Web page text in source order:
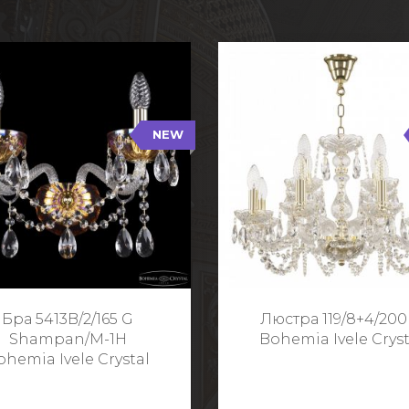
NEW
Бра 5413B/2/165 G
Shampan/M-1H
Ivele Crystal
2/165 G Shampan/M-1H
Тип: Хрустальные
арматуры: Золото/
Кол-во ламп: 2
Ширина: 35 см
Люстра 119/8+4/200
Bohemia Ivele
119/8+4/200 G
Тип: Стеклянный рожок
Цвет арматуры:
Кол-во ламп:
Диаметр: 58